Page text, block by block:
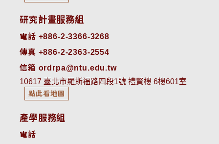
研究計畫服務組
電話 +886-2-3366-3268
傳真 +886-2-2363-2554
信箱 ordrpa@ntu.edu.tw
10617 臺北市羅斯福路四段1號 禮賢樓 6樓601室
點此看地圖
產學服務組
電話